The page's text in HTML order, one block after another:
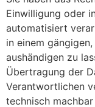
Einwilligung oder
automatisiert
in einem
aushändigen zu
Übertragung der
Verantwortlichen
technisch